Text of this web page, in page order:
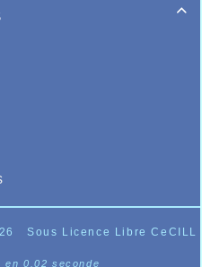

Sous Licence Libre CeCILL
en 0.02 seconde